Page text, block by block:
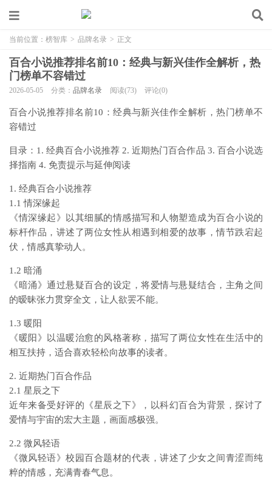
当前位置： 榜智库 > 品牌名录 > 正文
百合小说推荐排名前10：经典与新兴佳作全解析，热
门榜单不容错过
2026-05-05 分类： 品牌名录 阅读(73) 评论(0)
百合小说推荐排名前10：经典与新兴佳作全解析，热门榜单不
容错过
目录：1. 经典百合小说推荐 2. 近期热门百合作品 3. 百合小说选
择指南 4. 免责提示与延伸阅读
1. 经典百合小说推荐
1.1 情深缘起
《情深缘起》以其细腻的情感描写和人物塑造成为百合小说的
标杆作品，讲述了两位女性从相遇到相爱的故事，情节跌宕起
伏，情感真挚动人。
1.2 暗涌
《暗涌》通过悬疑百合的设定，将爱情与悬疑结合，主角之间
的暧昧张力贯穿全文，让人欲罢不能。
1.3 暖阳
《暖阳》以温暖治愈的风格著称，描写了两位女性在生活中的
相互扶持，适合喜欢轻松向故事的读者。
2. 近期热门百合作品
2.1 星辰之下
近年来备受好评的《星辰之下》，以科幻百合为背景，探讨了
爱情与宇宙的宏大主题，画面感极强。
2.2 微风轻语
《微风轻语》校园百合题材的代表，讲述了少女之间青涩而纯
粹的情感，充满青春气息。